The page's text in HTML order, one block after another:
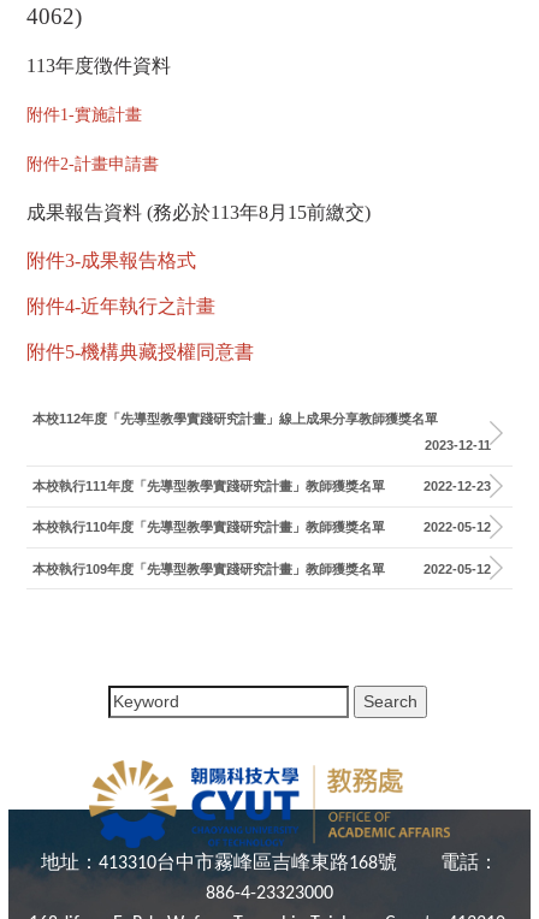
4062)
113年度徴件資料
附件1-實施計畫
附件2-計畫申請書
成果報告資料 (務必於113年8月15前繳交)
附件3-成果報告格式
附件4-近年執行之計畫
附件5-機構典藏授權同意書
本校112年度「先導型教學實踐研究計畫」線上成果分享教師獲獎名單
2023-12-11
本校執行111年度「先導型教學實踐研究計畫」教師獲獎名單 2022-12-23
本校執行110年度「先導型教學實踐研究計畫」教師獲獎名單 2022-05-12
本校執行109年度「先導型教學實踐研究計畫」教師獲獎名單 2022-05-12
地址： 413310台中市霧峰區吉峰東路168號 電話：
886-4-23323000